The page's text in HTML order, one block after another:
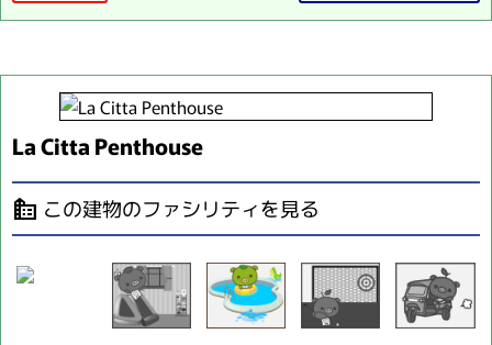
La Citta Penthouse
source_environment この建物のファシリティを見る